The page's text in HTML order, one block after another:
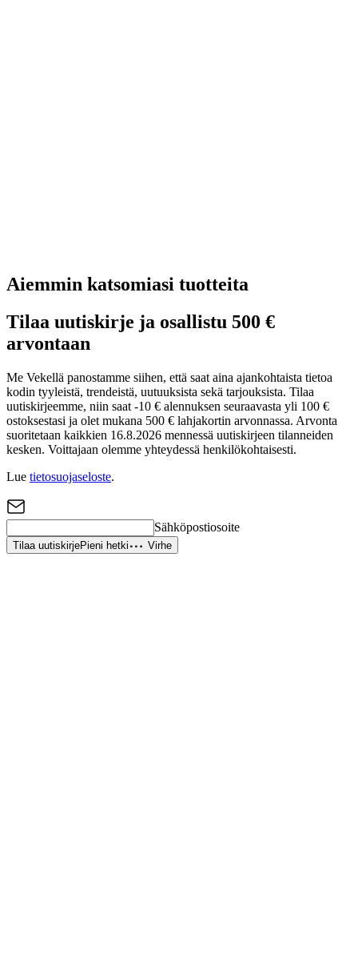
Aiemmin katsomiasi tuotteita
Tilaa uutiskirje ja osallistu 500 €
arvontaan
Me Vekellä panostamme siihen, että saat aina ajankohtaista tietoa
kodin tyyleistä, trendeistä, uutuuksista sekä tarjouksista. Tilaa
uutiskirjeemme, niin saat -10 € alennuksen seuraavasta yli 100 €
ostoksestasi ja olet mukana 500 € lahjakortin arvonnassa. Arvonta
suoritetaan kaikkien 16.8.2026 mennessä uutiskirjeen tilanneiden
kesken. Voittajaan olemme yhteydessä henkilökohtaisesti.
Lue tietosuojaseloste.
Sähköpostiosoite
Tilaa uutiskirjePieni hetki Virhe